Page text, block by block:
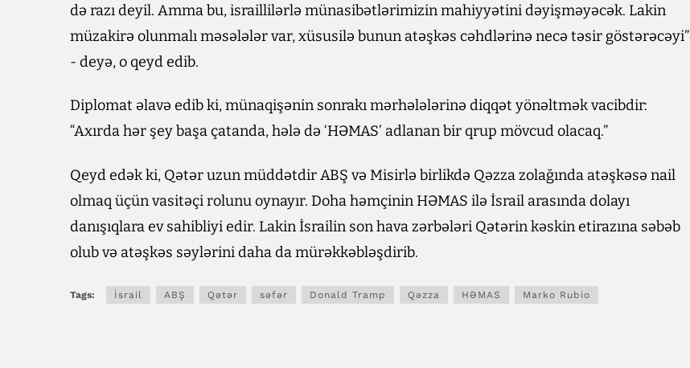
də razı deyil. Amma bu, israillilərlə münasibətlərimizin mahiyyətini dəyişməyəcək. Lakin
müzakirə olunmalı məsələlər var, xüsusilə bunun atəşkəs cəhdlərinə necə təsir göstərəcəyi”
- deyə, o qeyd edib.
Diplomat əlavə edib ki, münaqişənin sonrakı mərhələlərinə diqqət yönəltmək vacibdir:
“Axırda hər şey başa çatanda, hələ də ‘HƏMAS’ adlanan bir qrup mövcud olacaq.”
Qeyd edək ki, Qətər uzun müddətdir ABŞ və Misirlə birlikdə Qəzza zolağında atəşkəsə nail
olmaq üçün vasitəçi rolunu oynayır. Doha həmçinin HƏMAS ilə İsrail arasında dolayı
danışıqlara ev sahibliyi edir. Lakin İsrailin son hava zərbələri Qətərin kəskin etirazına səbəb
olub və atəşkəs səylərini daha da mürəkkəbləşdirib.
Tags: İsrail ABŞ Qətər səfər Donald Tramp Qəzza HƏMAS Marko Rubio